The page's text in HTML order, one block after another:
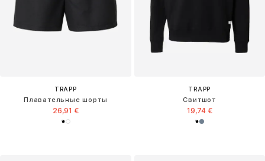
TRAPP
Плавательные шорты
26,91 €
TRAPP
Свитшот
19,74 €